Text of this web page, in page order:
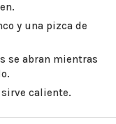
y una pizca de
se abran mientras
caliente.